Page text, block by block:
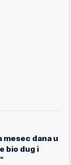
mesec dana u
bio dug i